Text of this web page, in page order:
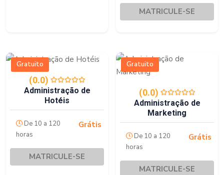
MATRICULE-SE
Gratuito
(0.0)
Administração de
Hotéis
De 10 a 120
horas
Grátis
MATRICULE-SE
Gratuito
(0.0)
Administração de
Marketing
De 10 a 120
horas
Grátis
MATRICULE-SE